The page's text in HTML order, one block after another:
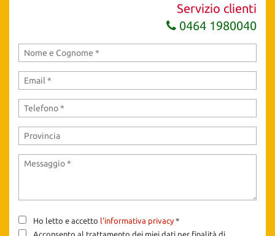
Servizio clienti
0464 1980040
Ho letto e accetto l'informativa privacy*